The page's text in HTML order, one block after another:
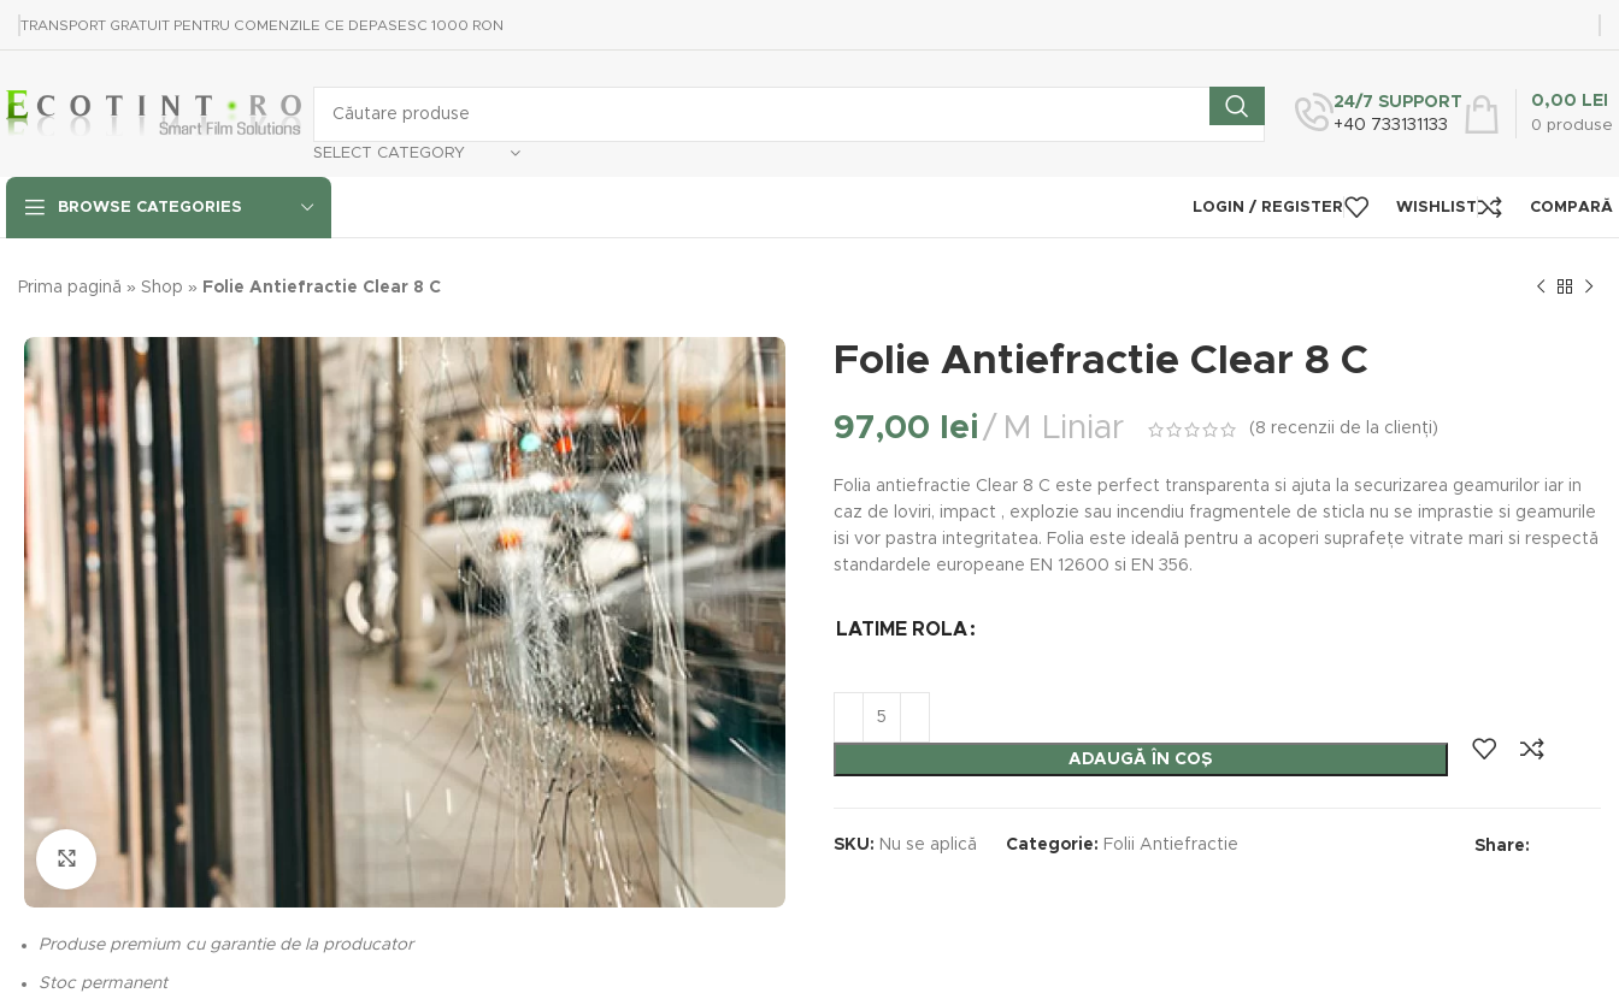
TRANSPORT GRATUIT PENTRU COMENZILE CE DEPASESC 1000 RON
SELECT CATEGORY
24/7 SUPPORT
+40 733131133
0 produse
0,00 LEI
BROWSE CATEGORIES LOGIN / REGISTER WISHLIST COMPARĂ
Prima pagină » Shop » Folie Antiefractie Clear 8 C
Click to enlarge
Produse premium cu garantie de la producator
Stoc permanent
Folie Antiefractie Clear 8 C
97,00 lei M Liniar (8 recenzii de la clienți)
Folia antiefractie Clear 8 C este perfect transparenta si ajuta la securizarea geamurilor iar in
caz de loviri, impact , explozie sau incendiu fragmentele de sticla nu se imprastie si geamurile
isi vor pastra integritatea. Folia este ideală pentru a acoperi suprafețe vitrate mari si respectă
standardele europeane EN 12600 si EN 356.
LATIME ROLA
ADAUGĂ ÎN COȘ
SKU: Nu se aplică Categorie: Folii Antiefractie Share: